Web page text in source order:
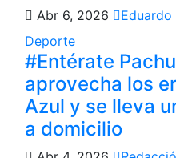
Abr 6, 2026
Eduardo
Deporte
#Entérate
aprovecha los
Azul y se lleva
a domicilio